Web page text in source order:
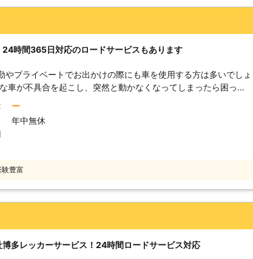
、車の中のガソリンがどんどん劣化していってしまいます。ガソ
エンジンを始動すると、ガソリンが内部で詰まってしまって、破
のです。 ●車のバッテリー上がりを起こす2つの原因
ク！ 車のバッテリーが、上がってしまう原因はおもに2つです。
ッドライト・室内灯・エアコンなどの電気を使う機能をつけたま
消してしまった場合です。 バッテリーはエンジンをかけ
充電されていきます。そのためエンジンを切った状態でエアコン
ていると、電気だけが消耗していったバッテリー上りにつながっ
のも、バッテリー上がりにつな
います。実は車は止まっているときも、車の中のコンピューター
●時間外や休みの日にも柔軟に対応します！
20:00で日曜日が定休日になっていますが、緊急時のバッテリー
軟に対応させていただいております。 休日中のドライブで
ッテリーが上がった時は、「株式会社 AIPLAN」をご利用くださ
時間365日対応のロードサービスもあります
やプライベートでお出かけの際にも車を使用する方は多いでしょ
車が不具合を起こし、突然と動かなくなってしまったら困って
よね。 車の整備や修繕は自分でできるものではありませんの
を生業とした業者に依頼して不具合を解消する必要があります。
ーが上がってしまい困っている」 「タイヤが溝に挟まって身動
」 「電柱にぶつかり、エンジンが故障してしまった」 このよ
故障で身動きが取れないお客様に対応しております。 車のバッ
りのトラブルにも対応しておりますので、何かありましたらお気
さい。 ●24時間365日対応のロードサービス！ 車
というのは、いつ起きるか分からないため、いざというときに利
れば意味がありませんよね。 有限会社林レッカーは、24時間
でもロードサービスを対応しております。 エンジントラブルか
のパンク・バッテリー上がり・事故などトラブルが発生したらお
ださい。 ●どのような車にも対応可能です！ 有限
ー
年中無休
験豊富
多レッカーサービス！24時間ロードサービス対応